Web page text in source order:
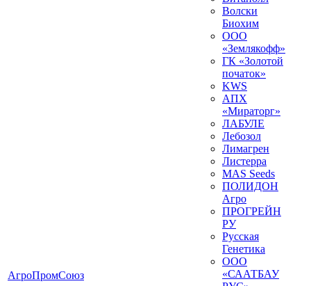
АгроПромСоюз
Волски
Биохим
ООО
«Землякофф»
ГК «Золотой
початок»
KWS
AПX
«Мираторг»
ЛАБУЛЕ
Лебозол
Лимагрен
Листерра
MAS Seeds
ПОЛИДОН
Агро
ПРОГРЕЙН
РУ
Русская
Генетика
ООО
«СААТБАУ